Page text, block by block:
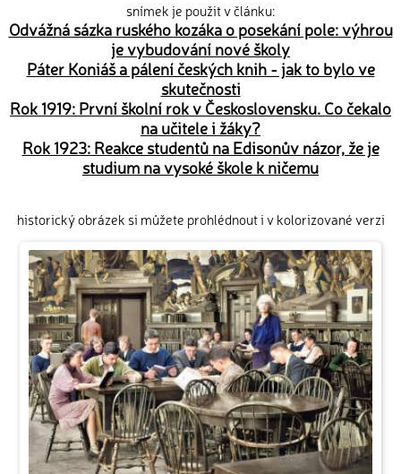
snímek je použit v článku:
Odvážná sázka ruského kozáka o posekání pole: výhrou
je vybudování nové školy
Páter Koniáš a pálení českých knih - jak to bylo ve
skutečnosti
Rok 1919: První školní rok v Československu. Co čekalo
na učitele i žáky?
Rok 1923: Reakce studentů na Edisonův názor, že je
studium na vysoké škole k ničemu
historický obrázek si můžete prohlédnout i v kolorizované verzi